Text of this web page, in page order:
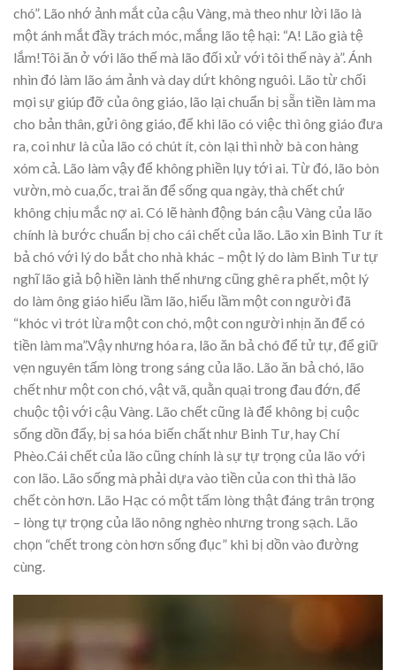
chó”. Lão nhớ ảnh mắt của cậu Vàng, mà theo như lời lão là
một ánh mắt đầy trách móc, mắng lão tệ hại: “A! Lão già tệ
lắm!Tôi ăn ở với lão thế mà lão đối xử với tôi thế này à”. Ánh
nhìn đó làm lão ám ảnh và day dứt không nguôi. Lão từ chối
mọi sự giúp đỡ của ông giáo, lão lại chuẩn bị sẵn tiền làm ma
cho bản thân, gửi ông giáo, để khi lão có việc thì ông giáo đưa
ra, coi như là của lão có chút ít, còn lại thì nhờ bà con hàng
xóm cả. Lão làm vậy để không phiền lụy tới ai. Từ đó, lão bòn
vườn, mò cua,ốc, trai ăn để sống qua ngày, thà chết chứ
không chịu mắc nợ ai. Có lẽ hành động bán cậu Vàng của lão
chính là bước chuẩn bị cho cái chết của lão. Lão xin Binh Tư ít
bả chó với lý do bắt cho nhà khác – một lý do làm Binh Tư tự
nghĩ lão giả bộ hiền lành thế nhưng cũng ghê ra phết, một lý
do làm ông giáo hiểu lầm lão, hiểu lầm một con người đã
“khóc vì trót lừa một con chó, một con người nhịn ăn để có
tiền làm ma”.Vậy nhưng hóa ra, lão ăn bả chó để tử tự, để giữ
vẹn nguyên tấm lòng trong sáng của lão. Lão ăn bả chó, lão
chết như một con chó, vật vã, quằn quại trong đau đớn, để
chuộc tội với cậu Vàng. Lão chết cũng là để không bị cuộc
sống dồn đẩy, bị sa hóa biến chất như Binh Tư, hay Chí
Phèo.Cái chết của lão cũng chính là sự tự trọng của lão với
con lão. Lão sống mà phải dựa vào tiền của con thì thà lão
chết còn hơn. Lão Hạc có một tấm lòng thật đáng trân trọng
– lòng tự trọng của lão nông nghèo nhưng trong sạch. Lão
chọn “chết trong còn hơn sống đục” khi bị dồn vào đường
cùng.